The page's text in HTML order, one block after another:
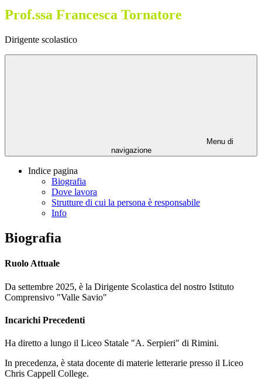
Prof.ssa Francesca Tornatore
Dirigente scolastico
Menu di
navigazione
Indice pagina
Biografia
Dove lavora
Strutture di cui la persona è responsabile
Info
Biografia
Ruolo Attuale
Da settembre 2025, è la Dirigente Scolastica del nostro Istituto
Comprensivo "Valle Savio"
Incarichi Precedenti
Ha diretto a lungo il Liceo Statale "A. Serpieri" di Rimini.
In precedenza, è stata docente di materie letterarie presso il Liceo
Chris Cappell College.